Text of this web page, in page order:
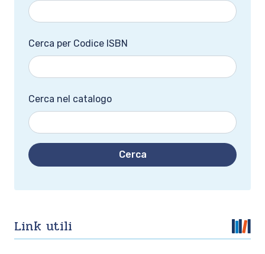
Cerca per Codice ISBN
Cerca nel catalogo
Cerca
Link utili